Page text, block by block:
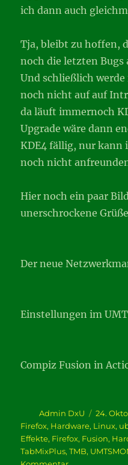
ich dann auch
Tja, bleibt zu hoffen,
noch die letzten Bugs
Und schließlich
noch nicht auf auf
da läuft immernoch
Upgrade wäre dann
KDE4 fällig, nur kann
noch nicht
Hier noch ein paar
unerschrockene
Der neue
Einstellungen im
Compiz Fusion in
Autor
Admin DxU
am
24.
Firefox, Hardware, Linux,
Effekte, Firefox, Fusion,
TabMixPlus,TMB,